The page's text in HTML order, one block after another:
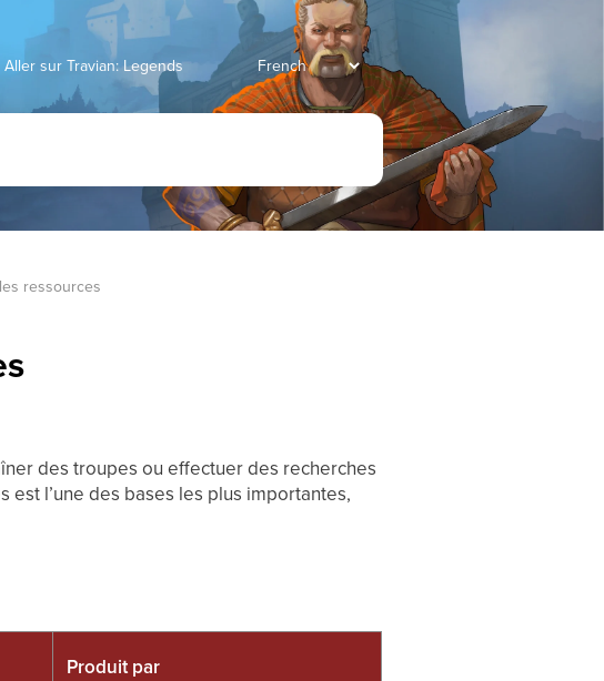
Aller sur Travian: Legends
ressources
des troupes ou effectuer des recherches
l’une des bases les plus importantes,
Produit par